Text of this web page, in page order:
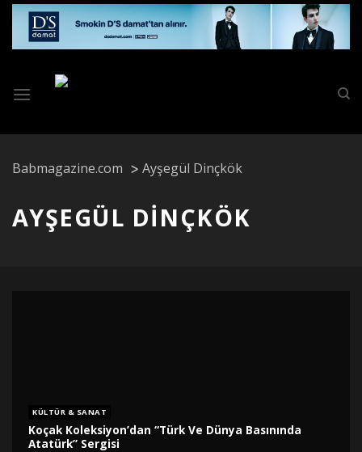
Skip
content
Babmagazine.com Ayşegül Dinçkök
AYŞEGÜL DINÇKÖK
KÜLTÜR & SANAT
Koçak Koleksiyon’dan “Türk Ve Dünya Basınında
Atatürk” Sergisi